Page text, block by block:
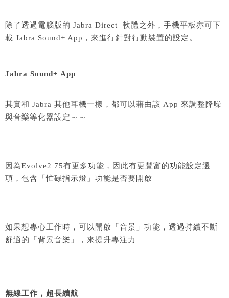
除了透過電腦版的 Jabra Direct 軟體之外，手機平板亦可下
載 Jabra Sound+ App，來進行針對行動裝置的設定。
Jabra Sound+ App
其實和 Jabra 其他耳機一樣，都可以藉由該 App 來調整降噪
與音樂等化器設定～～
因為Evolve2 75有更多功能，因此有更豐富的功能設定選
項，包含「忙碌指示燈」功能是否要開啟
如果想專心工作時，可以開啟「音景」功能，透過持續不斷
舒適的「背景音樂」，來提升專注力
無線工作，超長續航